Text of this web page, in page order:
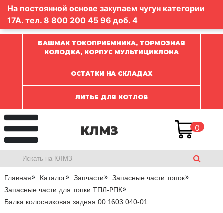
На постоянной основе закупаем чугун категории
17А. тел. 8 800 200 45 96 доб. 4
БАШМАК ТОКОПРИЕМНИКА, ТОРМОЗНАЯ
КОЛОДКА, КОРПУС МУЛЬТИЦИКЛОНА
ОСТАТКИ НА СКЛАДАХ
ЛИТЬЕ ДЛЯ КОТЛОВ
0
Главная Каталог Запчасти
Запасные части топок
Запасные части для топки ТПЛ-РПК
Балка колосниковая задняя 00.1603.040-01